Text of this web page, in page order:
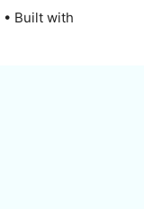
• Built with